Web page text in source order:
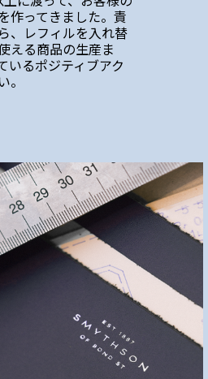
作ってきました。責
、レフィルを入れ替
える商品の生産ま
いるポジティブアク
。